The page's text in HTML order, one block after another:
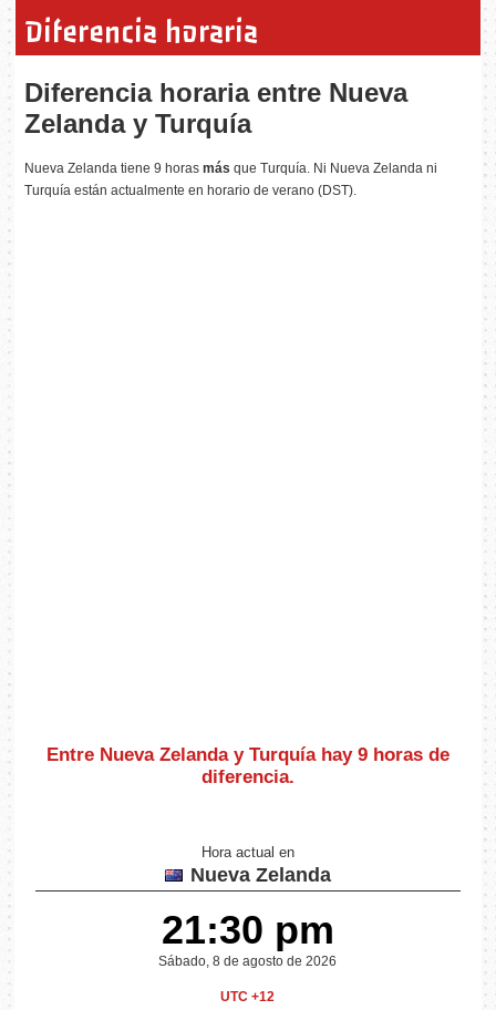
Diferencia horaria
Diferencia horaria entre Nueva
Zelanda y Turquía
Nueva Zelanda tiene 9 horasmás que Turquía. Ni Nueva Zelanda ni
Turquía están actualmente en horario de verano (DST).
Entre Nueva Zelanda y Turquía hay 9 horas de
diferencia.
Hora actual en
Nueva Zelanda
21:30 pm
Sábado, 8 de agosto de 2026
UTC +12